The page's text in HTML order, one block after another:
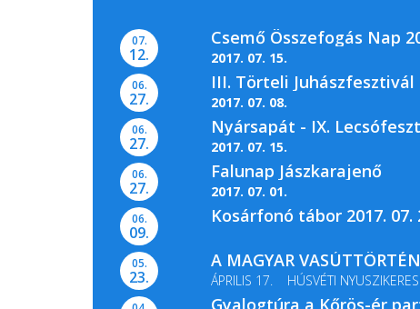
07.
12.
Csemő Összefogás Nap
2017. 07. 15.
06.
27.
III. Törteli Juhászfesztivál
2017. 07. 08.
06.
27.
Nyársapát - IX.
2017. 07. 15.
06.
27.
Falunap Jászkarajenő
2017. 07. 01.
06.
09.
Kosárfonó tábor 2017. 07.
05.
23.
A MAGYAR
ÁPRILIS 17. HÚSVÉTI
MÁJUS 13-14. GŐZMOZDONY...
Gyalogtúra a Kőrös-ér